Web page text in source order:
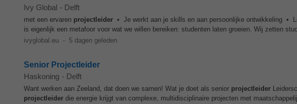
Ivy Global - Delft
met een ervaren projectleider • Je werkt aan je skills en aan persoonlijke ontwikkeling •
is eigenlijk een metafoor voor wat we willen bereiken: studenten laten groeien. Wij zetten
ivyglobal.eu - 5 dagen geleden
Senior Projectleider
Haskoning - Delft
Want werken aan Zeeland, dat doen we samen! Wat je doet als senior projectleider
projectleider die energie krijgt van complexe, multidisciplinaire projecten met